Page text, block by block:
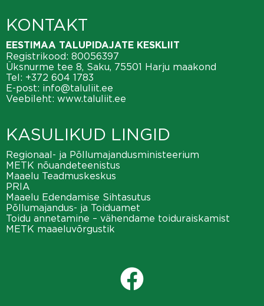
KONTAKT
EESTIMAA TALUPIDAJATE KESKLIIT
Registrikood: 80056397
Üksnurme tee 8, Saku, 75501 Harju maakond
Tel: +372 604 1783
E-post: info@taluliit.ee
Veebileht: www.taluliit.ee
KASULIKUD LINGID
Regionaal- ja Põllumajandusministeerium
METK nõuandeteenistus
Maaelu Teadmuskeskus
PRIA
Maaelu Edendamise Sihtasutus
Põllumajandus- ja Toiduamet
Toidu annetamine – vähendame toiduraiskamist
METK maaeluvõrgustik